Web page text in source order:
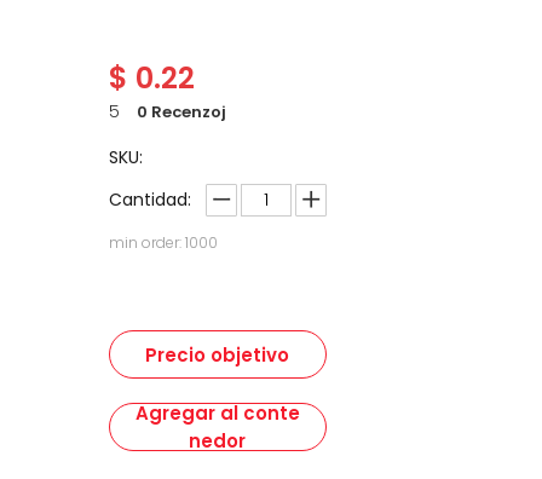
$ 0.22
5 0 Recenzoj
SKU:
Cantidad:
min order: 1000
Precio objetivo
Agregar al conte
nedor